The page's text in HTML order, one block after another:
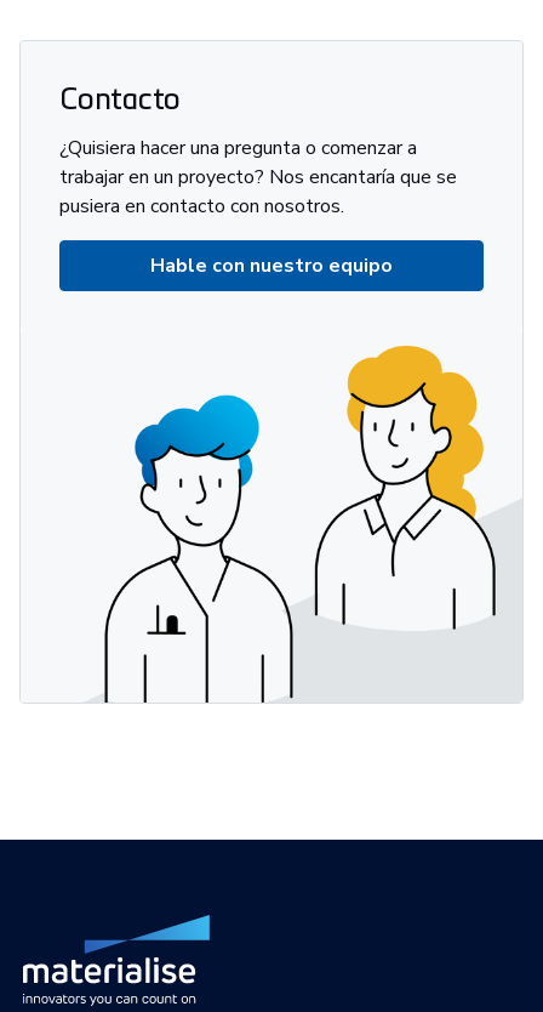
Contacto
¿Quisiera hacer una pregunta o comenzar a
trabajar en un proyecto? Nos encantaría que se
pusiera en contacto con nosotros.
Hable con nuestro equipo